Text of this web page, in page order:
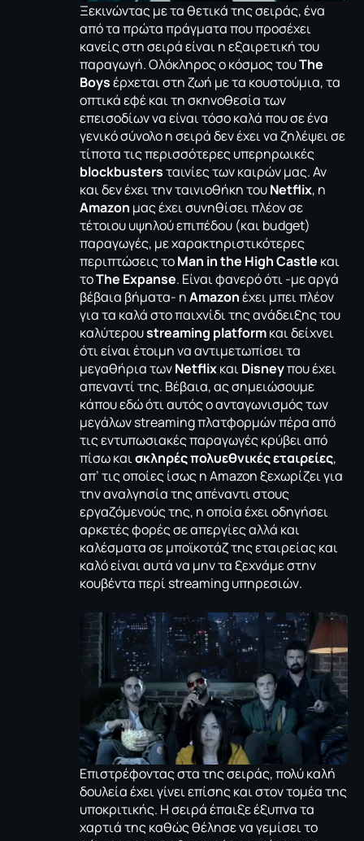
Ξεκινώντας με τα θετικά της σειράς, ένα
από τα πρώτα πράγματα που προσέχει
κανείς στη σειρά είναι η εξαιρετική του
παραγωγή. Ολόκληρος ο κόσμος τουThe
Boysέρχεται στη ζωή με τα κουστούμια, τα
οπτικά εφέ και τη σκηνοθεσία των
επεισοδίων να είναι τόσο καλά που σε ένα
γενικό σύνολο η σειρά δεν έχει να ζηλέψει σε
τίποτα τις περισσότερες υπερηρωικές
blockbustersταινίες των καιρών μας. Αν
και δεν έχει την ταινιοθήκη τουNetflix, η
Amazon μας έχει συνηθίσει πλέον σε
τέτοιου υψηλού επιπέδου (και budget)
παραγωγές, με χαρακτηριστικότερες
περιπτώσεις τοMan in the High Castle και
τοThe Expanse. Είναι φανερό ότι -με αργά
βέβαια βήματα- ηAmazonέχει μπει πλέον
για τα καλά στο παιχνίδι της ανάδειξης του
καλύτερουstreaming platformκαι δείχνει
ότι είναι έτοιμη να αντιμετωπίσει τα
μεγαθήρια τωνNetflixκαι Disneyπου έχει
απεναντί της. Βέβαια, ας σημειώσουμε
κάπου εδώ ότι αυτός ο ανταγωνισμός των
μεγάλων streaming πλατφορμών πέρα από
τις εντυπωσιακές παραγωγές κρύβει από
πίσω καισκληρές πολυεθνικές εταιρείες,
απ’ τις οποίες ίσως η Amazon ξεχωρίζει για
την αναλγησία της απέναντι στους
εργαζόμενούς της, η οποία έχει οδηγήσει
αρκετές φορές σε απεργίες αλλά και
καλέσματα σε μποϊκοτάζ της εταιρείας και
καλό είναι αυτά να μην τα ξεχνάμε στην
κουβέντα περί streaming υπηρεσιών.
Επιστρέφοντας στα της σειράς, πολύ καλή
δουλεία έχει γίνει επίσης και στον τομέα της
υποκριτικής. Η σειρά έπαιξε έξυπνα τα
χαρτιά της καθώς θέλησε να γεμίσει το